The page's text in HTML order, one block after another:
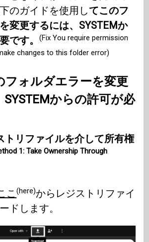
のガイドを使用してこのフ
変更するには、SYSTEMか
です。(Fix You require permission
changes to this folder error)
フォルダエラーを変更
SYSTEMからの許可が必
トリファイルを介して所有権
1: Take Ownership Through
こ(here)からレジストリファイ
ドします。